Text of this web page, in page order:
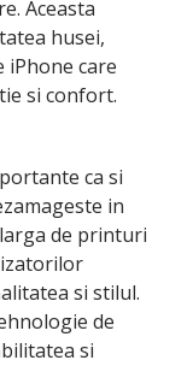
Aceasta
husei,
care
si confort.
ca si
in
de printuri
si stilul.
de
si